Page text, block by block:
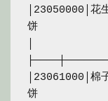
│23050000│花
饼　　　　　
│23061000│棉
饼　　　　　